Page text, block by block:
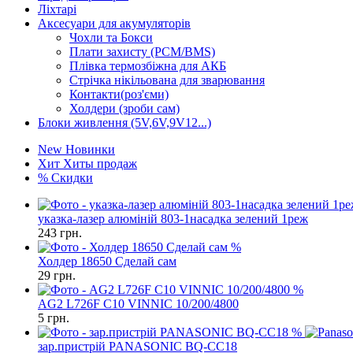
Ліхтарі
Аксесуари для акумуляторів
Чохли та Бокси
Плати захисту (PCM/BMS)
Плівка термозбіжна для АКБ
Стрічка нікільована для зварювання
Контакти(роз'єми)
Холдери (зроби сам)
Блоки живлення (5V,6V,9V12...)
New Новинки
Хит Хиты продаж
% Скидки
указка-лазер алюміній 803-1насадка зелений 1реж
243 грн.
%
Холдер 18650 Сделай сам
29 грн.
%
AG2 L726F C10 VINNIC 10/200/4800
5 грн.
%
зар.пристрiй PANASONIC BQ-CC18